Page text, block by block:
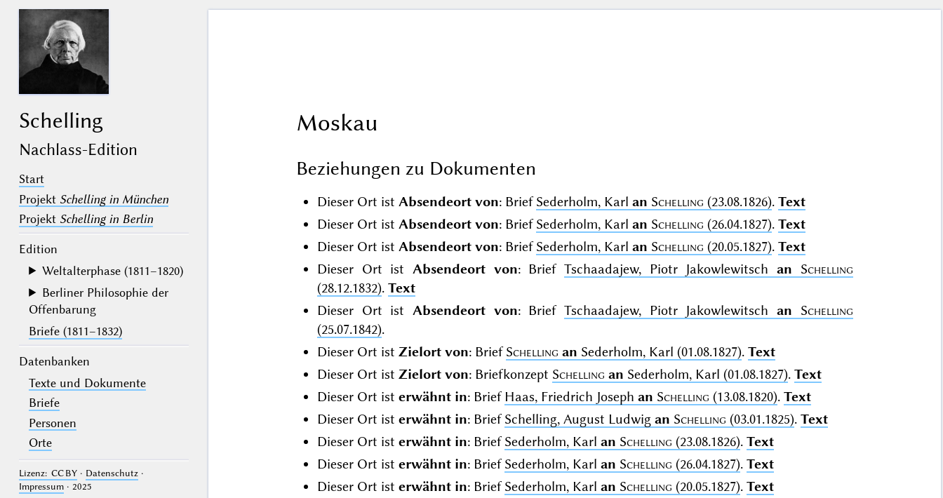
Schelling
Nachlass-Edition
Start
Projekt Schelling in München
Projekt Schelling in Berlin
Edition
Weltalterphase (1811–1820)
Berliner Philosophie der
Offenbarung
Briefe (1811–1832)
Datenbanken
Texte und Dokumente
Briefe
Personen
Orte
Lizenz: CC BY· Datenschutz·
Impressum· 2025
Moskau
Beziehungen zu Dokumenten
Dieser Ort ist Absendeort von: BriefSederholm, Karl an Schelling (23.08.1826). Text
Dieser Ort ist Absendeort von: BriefSederholm, Karl an Schelling (26.04.1827). Text
Dieser Ort ist Absendeort von: BriefSederholm, Karl an Schelling (20.05.1827). Text
Dieser Ort ist Absendeort von: BriefTschaadajew, Piotr Jakowlewitschan
Schelling
(28.12.1832). Text
Dieser Ort ist Absendeort von: BriefTschaadajew, Piotr Jakowlewitschan
Schelling
(25.07.1842).
Dieser Ort ist Zielort von: BriefSchelling an Sederholm, Karl (01.08.1827). Text
Dieser Ort ist Zielort von: Briefkonzept Schelling an Sederholm, Karl (01.08.1827). Text
Dieser Ort ist erwähnt in: Brief Haas, Friedrich Joseph an Schelling (13.08.1820). Text
Dieser Ort ist erwähnt in: BriefSchelling, August Ludwig an Schelling (03.01.1825). Text
Dieser Ort ist erwähnt in: BriefSederholm, Karl an Schelling (23.08.1826). Text
Dieser Ort ist erwähnt in: BriefSederholm, Karl an Schelling (26.04.1827). Text
Dieser Ort ist erwähnt in: BriefSederholm, Karl an Schelling (20.05.1827). Text